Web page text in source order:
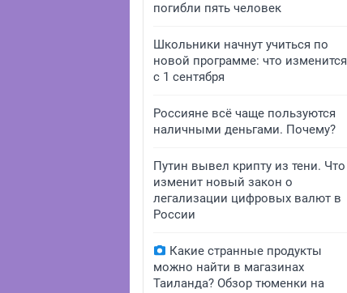
погибли пять человек
Школьники начнут учиться по
новой программе: что изменится
с 1 сентября
Россияне всё чаще пользуются
наличными деньгами. Почему?
Путин вывел крипту из тени. Что
изменит новый закон о
легализации цифровых валют в
России
Какие странные продукты
можно найти в магазинах
Таиланда? Обзор тюменки на